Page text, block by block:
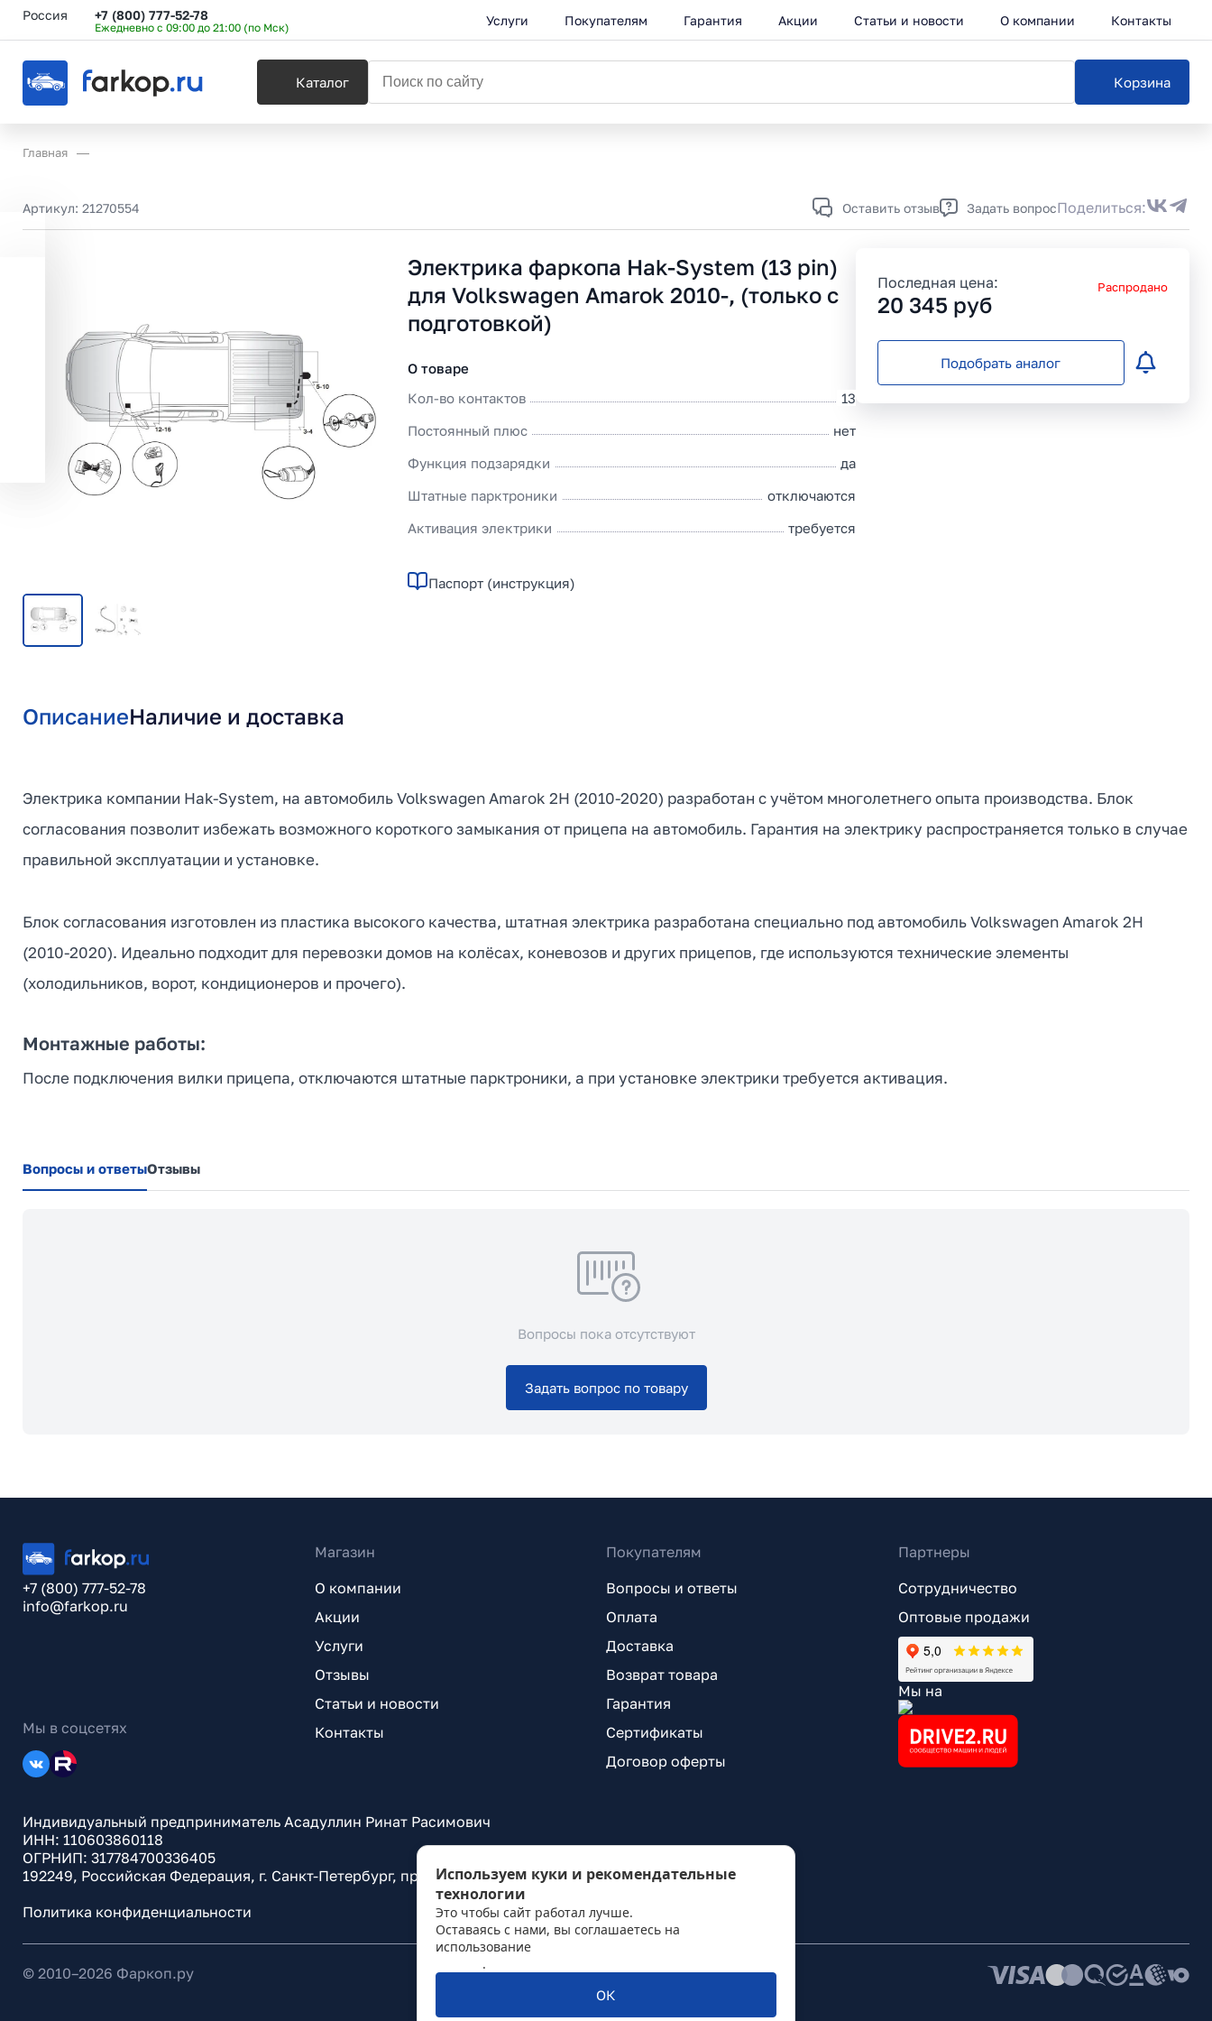
Россия +7 (800) 777-52-78
Ежедневно с 09:00 до 21:00 (по Мск) Услуги Покупателям Гарантия Акции Статьи и новости О компании Контакты
Каталог Корзина
Главная
Артикул: 21270554 Оставить отзыв Задать вопросПоделиться:
Электрика фаркопа Hak-System (13 pin)
для Volkswagen Amarok 2010-, (только с
подготовкой)
О товаре
Кол-во контактов
13
Постоянный плюс
нет
Функция подзарядки
да
Штатные парктроники
отключаются
Активация электрики
требуется
Паспорт (инструкция)
Последная цена:
20 345 руб
Распродано
Подобрать аналог
ОписаниеНаличие и доставка
Электрика компании Hak-System, на автомобиль Volkswagen Amarok 2H (2010-2020) разработан с учётом многолетнего опыта производства. Блок
согласования позволит избежать возможного короткого замыкания от прицепа на автомобиль. Гарантия на электрику распространяется только в случае
правильной эксплуатации и установке.
Блок согласования изготовлен из пластика высокого качества, штатная электрика разработана специально под автомобиль Volkswagen Amarok 2H
(2010-2020). Идеально подходит для перевозки домов на колёсах, коневозов и других прицепов, где используются технические элементы
(холодильников, ворот, кондиционеров и прочего).
Монтажные работы:
После подключения вилки прицепа, отключаются штатные парктроники, а при установке электрики требуется активация.
Вопросы и ответыОтзывы
Вопросы пока отсутствуют
Задать вопрос по товару
+7 (800) 777-52-78
info@farkop.ru
Мы в соцсетях
Магазин
О компании
Акции
Услуги
Отзывы
Статьи и новости
Контакты
Покупателям
Вопросы и ответы
Оплата
Доставка
Возврат товара
Гарантия
Сертификаты
Договор оферты
Партнеры
Сотрудничество
Оптовые продажи
Мы на
Индивидуальный предприниматель Асадуллин Ринат Расимович
ИНН: 110603860118
ОГРНИП: 317784700336405
192249, Российская Федерация, г. Санкт-Петербург, проспект Александровской Фермы, д. 29, лит. ВГ
Политика конфиденциальности
© 2010–2026 Фаркоп.ру
Используем куки и рекомендательные
технологии
Это чтобы сайт работал лучше.
Оставаясь с нами, вы соглашаетесь на
использование
.
ОК